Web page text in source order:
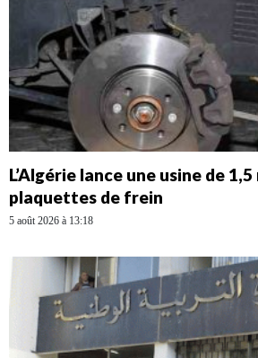
L’Algérie lance une usine de
plaquettes de frein
5 août 2026 à 13:18